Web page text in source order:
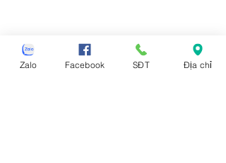
Zalo Facebook SĐT Địa chỉ